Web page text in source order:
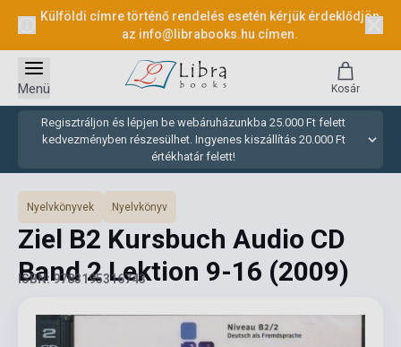
Külföldi címre történő rendelés esetén kérjük érdeklődjön
az info@librabooks.hu címen.
Regisztráljon és lépjen be webáruházunkba 25.000 Ft felett
kedvezményben részesülhet. Ingyenes kiszállítás 20.000 Ft
értékhatár felett!
Menü Kosár
Nyelvkönyvek Nyelvkönyv
Ziel B2 Kursbuch Audio CD
Band 2 Lektion 9-16 (2009)
ISBN: 9783195316743